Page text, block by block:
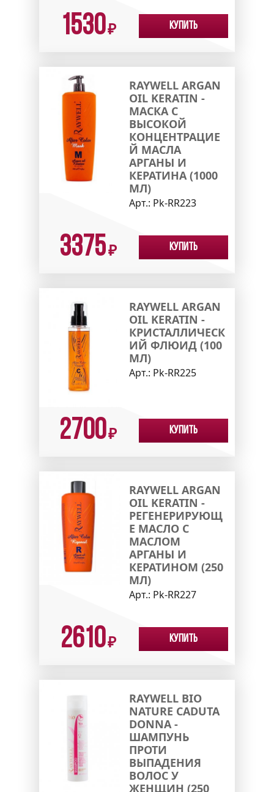
1530₽ Купить
RAYWELL ARGAN
OIL KERATIN -
МАСКА С
ВЫСОКОЙ
КОНЦЕНТРАЦИЕ
Й МАСЛА
АРГАНЫ И
КЕРАТИНА (1000
МЛ)
Арт.: Pk-RR223
3375₽ Купить
RAYWELL ARGAN
OIL KERATIN -
КРИСТАЛЛИЧЕСК
ИЙ ФЛЮИД (100
МЛ)
Арт.: Pk-RR225
2700₽ Купить
RAYWELL ARGAN
OIL KERATIN -
РЕГЕНЕРИРУЮЩ
Е МАСЛО С
МАСЛОМ
АРГАНЫ И
КЕРАТИНОМ (250
МЛ)
Арт.: Pk-RR227
2610₽ Купить
RAYWELL BIO
NATURE CADUTA
DONNA -
ШАМПУНЬ
ПРОТИ
ВЫПАДЕНИЯ
ВОЛОС У
ЖЕНЩИН (250